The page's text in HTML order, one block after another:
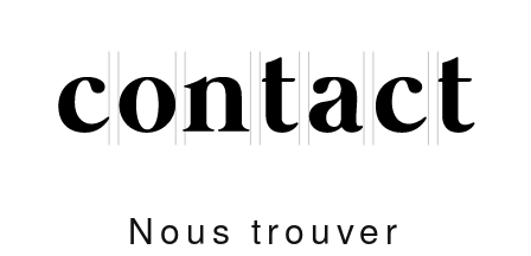
Nous trouver